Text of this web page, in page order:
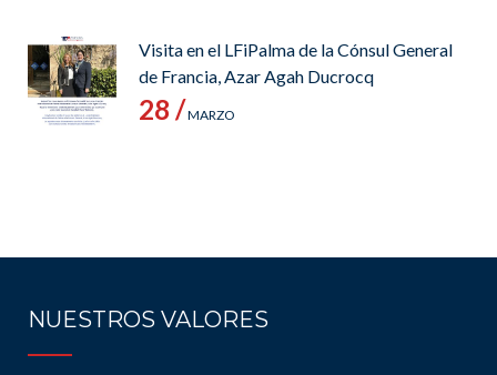
Visita en el LFiPalma de la Cónsul General
de Francia, Azar Agah Ducrocq
28 /MARZO
NUESTROS VALORES